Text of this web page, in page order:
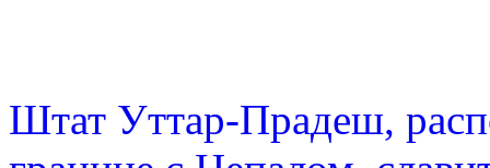
Штат Уттар-Прадеш,